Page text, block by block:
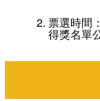
票選時間
得獎名單